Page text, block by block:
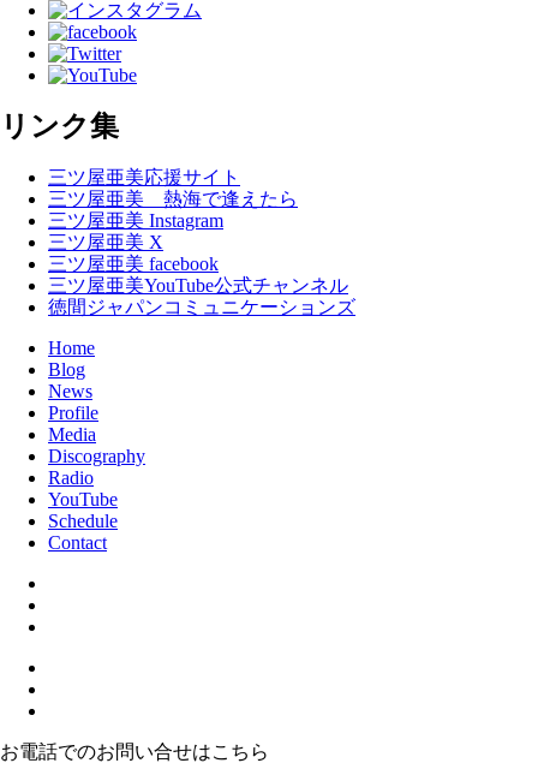
リンク集
三ツ屋亜美応援サイト
三ツ屋亜美 熱海で逢えたら
三ツ屋亜美 Instagram
三ツ屋亜美 X
三ツ屋亜美 facebook
三ツ屋亜美YouTube公式チャンネル
徳間ジャパンコミュニケーションズ
Home
Blog
News
Profile
Media
Discography
Radio
YouTube
Schedule
Contact
お電話でのお問い合せはこちら